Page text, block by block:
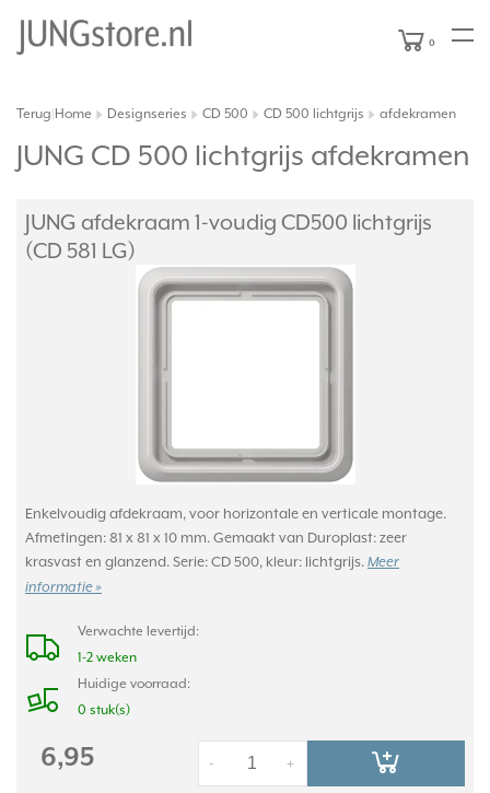
0
Terug Home Designseries CD 500 CD 500 lichtgrijs afdekramen
JUNG CD 500 lichtgrijs afdekramen
JUNG afdekraam 1-voudig CD500 lichtgrijs
(CD 581 LG)
Enkelvoudig afdekraam, voor horizontale en verticale montage.
Afmetingen: 81 x 81 x 10 mm. Gemaakt van Duroplast: zeer
krasvast en glanzend. Serie: CD 500, kleur: lichtgrijs. Meer
informatie »
Verwachte levertijd:
1-2 weken
Huidige voorraad:
0 stuk(s)
6,95 +
-